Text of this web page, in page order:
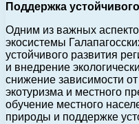
Поддержка
Одним из важных
экосистемы
устойчивого развития
и внедрение
снижение зависимости
экотуризма и местного
обучение местного
природы и поддержке